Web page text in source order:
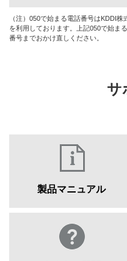
（注）050で始まる電話番号はKDDI
を利用しております。上記050で始ま
番号までおかけ直しください。
サ
製品マニュアル